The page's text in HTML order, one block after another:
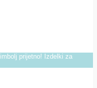
prijetno! Izdelki za